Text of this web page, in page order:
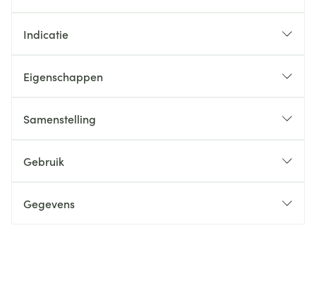
Indicatie
Eigenschappen
Samenstelling
Gebruik
Gegevens